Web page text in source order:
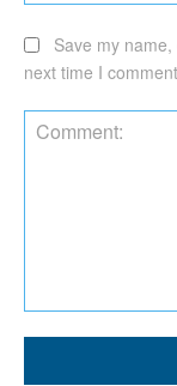
Save my
next time I